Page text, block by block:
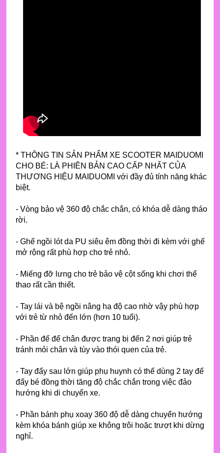
* THÔNG TIN SẢN PHẨM XE SCOOTER MAIDUOMI
CHO BÉ: LÀ PHIÊN BẢN CAO CẤP NHẤT CỦA
THƯƠNG HIỆU MAIDUOMI với đầy đủ tính năng khác
biệt.
- Vòng bảo vệ 360 độ chắc chắn, có khóa dễ dàng tháo
rời.
- Ghế ngồi lót da PU siêu êm đồng thời đi kèm với ghế
mở rộng rất phù hợp cho trẻ nhỏ.
- Miếng đỡ lưng cho trẻ bảo vệ cột sống khi chơi thể
thao rất cần thiết.
- Tay lái và bệ ngồi nâng hạ độ cao nhờ vậy phù hợp
với trẻ từ nhỏ đến lớn (hơn 10 tuổi).
- Phần đế để chân được trang bị đến 2 nơi giúp trẻ
tránh mỏi chân và tùy vào thói quen của trẻ.
- Tay đẩy sau lớn giúp phụ huynh có thể dùng 2 tay để
đẩy bé đồng thời tăng độ chắc chắn trong việc đảo
hướng khi di chuyển xe.
- Phần bánh phụ xoay 360 độ dễ dàng chuyển hướng
kèm khóa bánh giúp xe không trôi hoặc trượt khi dừng
nghỉ.